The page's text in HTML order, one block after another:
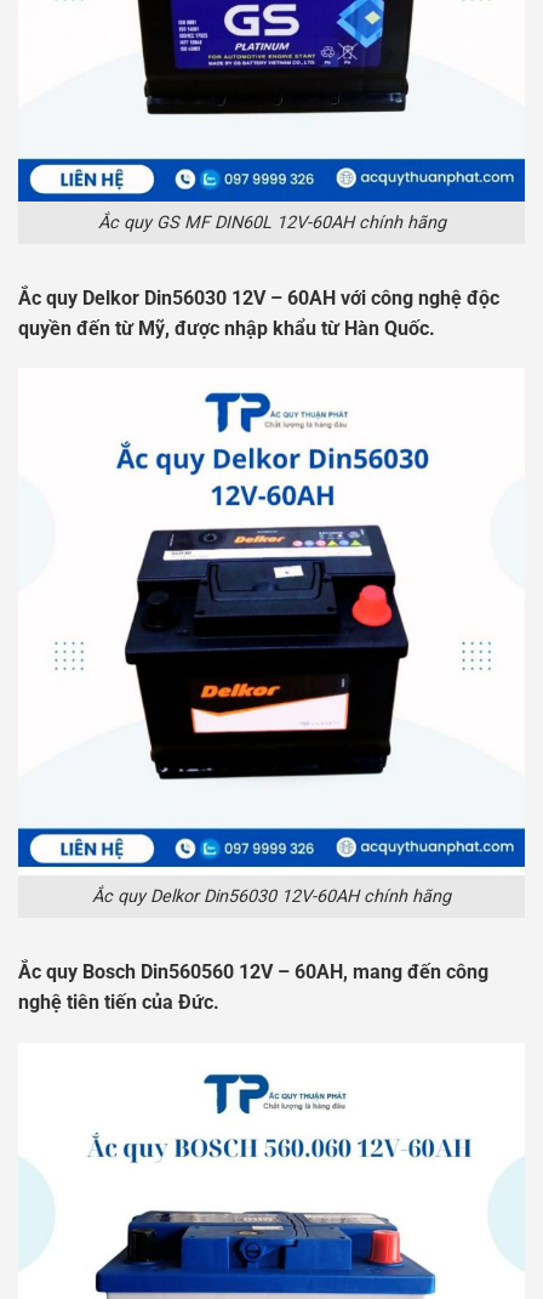
Ắc quy GS MF DIN60L 12V-60AH chính hãng
Ắc quy Delkor Din56030 12V – 60AH với công nghệ độc
quyền đến từ Mỹ, được nhập khẩu từ Hàn Quốc.
Ắc quy Delkor Din56030 12V-60AH chính hãng
Ắc quy Bosch Din560560 12V – 60AH, mang đến công
nghệ tiên tiến của Đức.